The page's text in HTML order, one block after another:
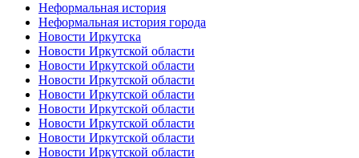
Неформальная история
Неформальная история города
Новости Иркутска
Новости Иркутской области
Новости Иркутской области
Новости Иркутской области
Новости Иркутской области
Новости Иркутской области
Новости Иркутской области
Новости Иркутской области
Новости Иркутской области